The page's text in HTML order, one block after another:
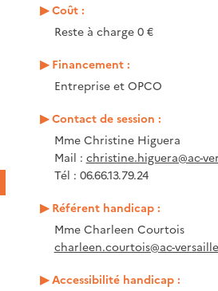
Coût :
Reste à charge 0 €
Financement :
Entreprise et OPCO
Contact de session :
Mme Christine Higuera
Mail : christine.higuera@ac-
Tél : 06.66.13.79.24
Référent handicap :
Mme Charleen Courtois
charleen.courtois@ac-
Accessibilité handicap :